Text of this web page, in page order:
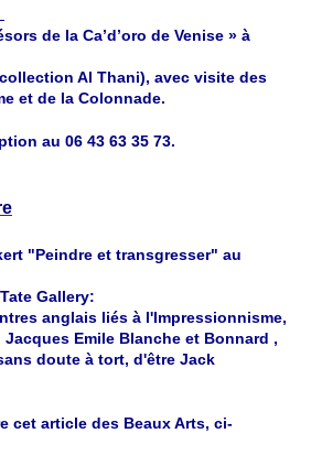
de la Ca’d’oro de Venise » à
Al Thani), avec visite des
et de la Colonnade.
au 06 43 63 35 73.
"Peindre et transgresser" au
Gallery:
anglais liés à l'Impressionnisme,
Jacques Emile Blanche et Bonnard ,
doute à tort, d'être Jack
cet article des Beaux Arts, ci-